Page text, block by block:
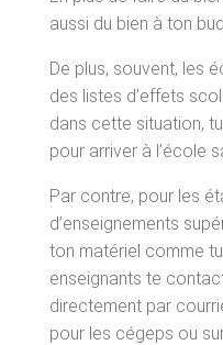
aussi du bien à ton
De plus, souvent, les
des listes d’effets
dans cette situation,
pour arriver à l’école
Par contre, pour les
d’enseignements
ton matériel comme
enseignants te
directement par
pour les cégeps ou